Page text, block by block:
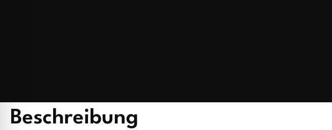
Beschreibung